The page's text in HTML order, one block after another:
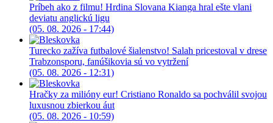
Príbeh ako z filmu! Hrdina Slovana Kianga hral ešte vlani
deviatu anglickú ligu
(05. 08. 2026 - 17:44)
Turecko zažíva futbalové šialenstvo! Salah pricestoval v drese
Trabzonsporu, fanúšikovia sú vo vytržení
(05. 08. 2026 - 12:31)
Hračky za milióny eur! Cristiano Ronaldo sa pochválil svojou
luxusnou zbierkou áut
(05. 08. 2026 - 10:59)